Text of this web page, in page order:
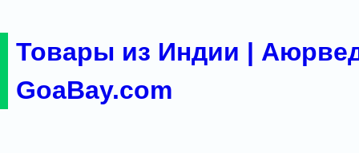
Товары из Индии |
GoaBay.com